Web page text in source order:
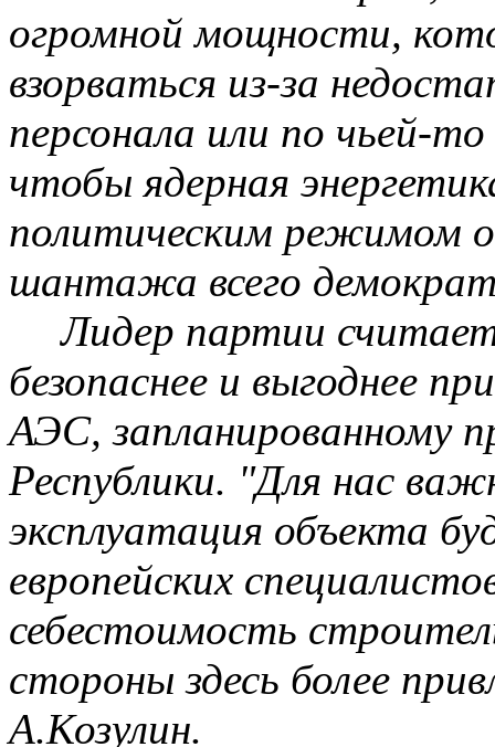
огромной мощности,
взорваться из-за
персонала или по чьей-
чтобы ядерная
политическим режимом
шантажа всего
Лидер партии
безопаснее и выгоднее
АЭС, запланированному
Республики. "Для нас
эксплуатация объекта
европейских
себестоимость
стороны здесь более
А.Козулин.